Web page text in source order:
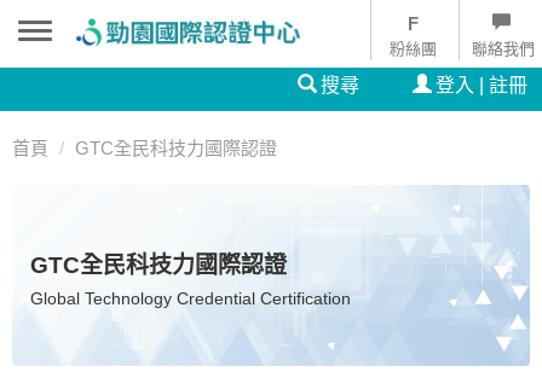
粉絲團 聯絡我們
搜尋 登入 | 註冊
首頁 GTC全民科技力國際認證
GTC全民科技力國際認證
Global Technology Credential Certification